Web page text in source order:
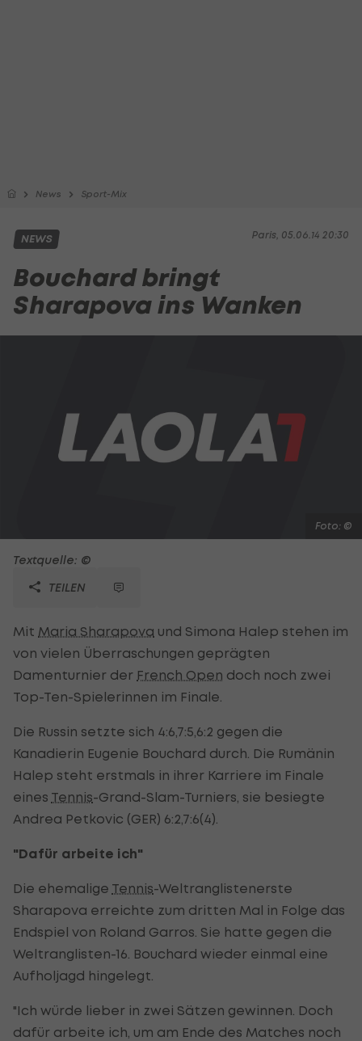
News Sport-Mix
Paris, 05.06.14 20:30
NEWS
Bouchard bringt
Sharapova ins Wanken
Foto: ©
Textquelle: ©
TEILEN
Mit Maria Sharapova und Simona Halep stehen im
von vielen Überraschungen geprägten
Damenturnier der French Open doch noch zwei
Top-Ten-Spielerinnen im Finale.
Die Russin setzte sich 4:6,7:5,6:2 gegen die
Kanadierin Eugenie Bouchard durch. Die Rumänin
Halep steht erstmals in ihrer Karriere im Finale
eines Tennis-Grand-Slam-Turniers, sie besiegte
Andrea Petkovic (GER) 6:2,7:6(4).
"Dafür arbeite ich"
Die ehemalige Tennis-Weltranglistenerste
Sharapova erreichte zum dritten Mal in Folge das
Endspiel von Roland Garros. Sie hatte gegen die
Weltranglisten-16. Bouchard wieder einmal eine
Aufholjagd hingelegt.
"Ich würde lieber in zwei Sätzen gewinnen. Doch
dafür arbeite ich, um am Ende des Matches noch